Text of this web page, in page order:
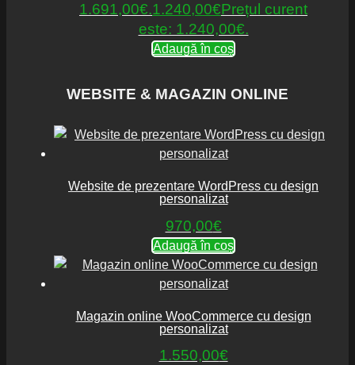
1.691,00€.1.240,00€Prețul curent
este: 1.240,00€.
Adaugă în coș
WEBSITE & MAGAZIN ONLINE
Website de prezentare WordPress cu design
personalizat
970,00€
Adaugă în coș
Magazin online WooCommerce cu design
personalizat
1.550,00€